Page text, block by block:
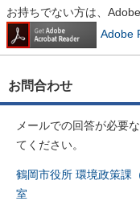
お持ちでない方は、
Adobe
お問合わせ
メールでの回答が必要
てください。
鶴岡市役所 環境政策課
室